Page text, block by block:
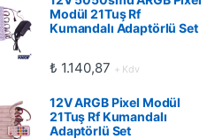
Modül 21Tuş Rf
Kumandalı Adaptörlü Set
₺ 1.140,87 + Kdv
12V ARGB Pixel Modül
21Tuş Rf Kumandalı
Adaptörlü Set